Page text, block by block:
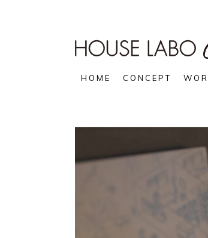
HOME CONCEPT